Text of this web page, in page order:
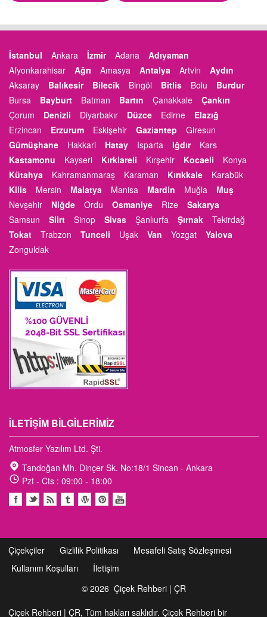
İstanbul Ankara İzmir Adana
Adıyaman
Afyonkarahisar
Ağrı Amasya Antalya Artvin
Aydın
Aksaray
Balıkesir Bilecik Bingöl Bitlis Bolu
Burdur
Bursa
Bayburt Batman Bartın Çanakkale
Çankırı
Çorum
Denizli Diyarbakır Düzce Edirne
Elazığ
Erzincan
Erzurum Eskişehir Gaziantep
Giresun
Gümüşhane
Hakkari Hatay Isparta Iğdır
Kars
Kastamonu
Kayseri Kırklareli Kırşehir Kocaeli
Konya
Kütahya
Kahramanmaraş Karaman Kırıkkale
Karabük
Kilis
Mersin Malatya Manisa Mardin Muğla
Muş
Nevşehir
Niğde Ordu Osmaniye Rize
Sakarya
Samsun
Siirt Sinop Sivas Şanlıurfa Şırnak
Tekirdağ
Tokat
Trabzon Tunceli Uşak Van Yozgat
Yalova
Zonguldak
İLETIŞIM BILGILERIMIZ
Atmosfer Yazılım Ltd. Şti.
Tandoğan Mh. Dinçer Sk. No:18/1 Sincan - Ankara
Pzt - Cts : 09:00 - 18:00
Çiçekçiler Gizlilik Politikası
Mesafeli Satış Sözleşmesi
Kullanım Koşulları
İletişim
© 2026 Çiçek Rehberi | ÇR
Çiçek Rehberi | ÇR, Tüm hakları saklıdır. Çiçek Rehberi bir